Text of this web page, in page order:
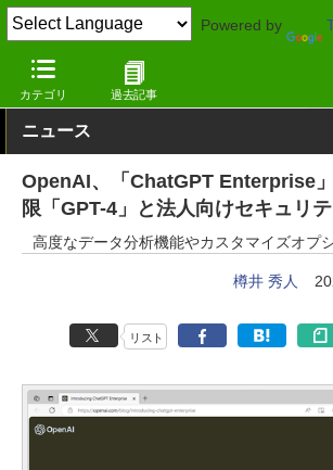
Powered by
カテゴリ 過去記事
窓の杜 ジェネレーティブAI
ニュース
OpenAI、「ChatGPT Enterprise
限「GPT-4」と法人向けセキュリ
高度なデータ分析機能やカスタマイズオプ
樽井 秀人
リスト